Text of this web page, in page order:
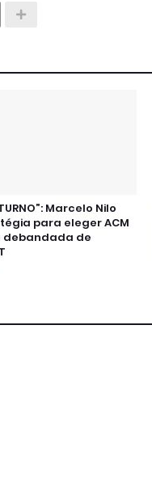
Marcelo Nilo
para eleger ACM
debandada de